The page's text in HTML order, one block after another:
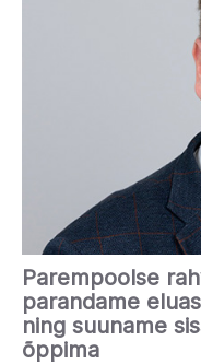
Parempoolse
parandame
ning suuname
õppima